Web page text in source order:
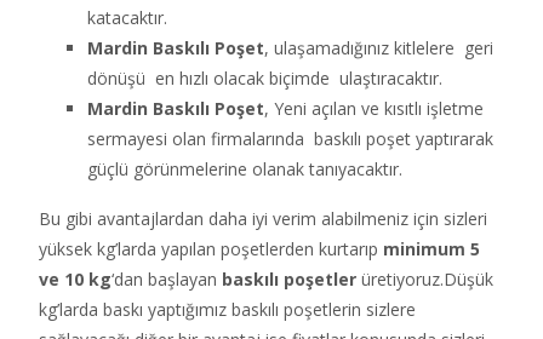
katacaktır.
Mardin Baskılı Poşet, ulaşamadığınız kitlelere geri
dönüşü en hızlı olacak biçimde ulaştıracaktır.
Mardin Baskılı Poşet, Yeni açılan ve kısıtlı işletme
sermayesi olan firmalarında baskılı poşet yaptırarak
güçlü görünmelerine olanak tanıyacaktır.
Bu gibi avantajlardan daha iyi verim alabilmeniz için sizleri
yüksek kg’larda yapılan poşetlerden kurtarıp minimum 5
ve 10 kg‘dan başlayan baskılı poşetler üretiyoruz.Düşük
kg’larda baskı yaptığımız baskılı poşetlerin sizlere